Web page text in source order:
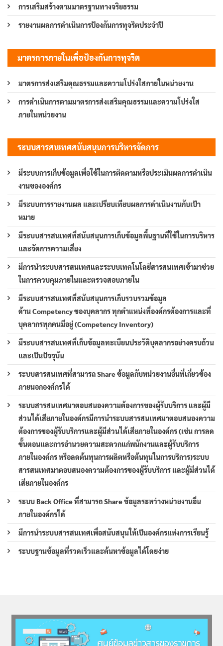
การเสริมสร้างตามมาตรฐานทางจริยธรรม
รายงานผลการดำเนินการป้องกันการทุจริตประจำปี
มาตรการภายในเพื่อป้องกันการทุจริต
มาตรการส่งเสริมคุณธรรมและความโปร่งใสภายในหน่วยงาน
การดำเนินการตามมาตรการส่งเสริมคุณธรรมและความโปร่งใส
ภายในหน่วยงาน
ระบบสารสนเทศสนับสนุนการบริหารจัดการ
มีระบบการเก็บข้อมูลเพื่อใช้ในการติดตามหรือประเมินผลการดำเนิน
งานขององค์กร
มีระบบการรายงานผล และเปรียบเทียบผลการดำเนินงานกับเป้า
หมาย
มีระบบสารสนเทศที่สนับสนุนการเก็บข้อมูลพื้นฐานที่ใช้ในการบริหาร
และจัดการความเสี่ยง
มีการนำระบบสารสนเทศและระบบเทคโนโลยีสารสนเทศเข้ามาช่วย
ในการควบคุมภายในและตรวจสอบภายใน
มีระบบสารสนเทศที่สนับสนุนการเก็บรวบรวมข้อมูล
ด้าน Competency ของบุคลากร ทุกตำแหน่งที่องค์กรต้องการและที่
บุคลากรทุกคนมีอยู่ (Competency Inventory)
มีระบบสารสนเทศที่เก็บข้อมูลทะเบียนประวัติบุคลากรอย่างครบถ้วน
และเป็นปัจจุบัน
ระบบสารสนเทศที่สามารถ Share ข้อมูลกับหน่วยงานอื่นที่เกี่ยวข้อง
ภายนอกองค์กรได้
ระบบสารสนเทศมาตอบสนองความต้องการของผู้รับบริการ และผู้มี
ส่วนได้เสียภายในองค์กรมีการนำระบบสารสนเทศมาตอบสนองความ
ต้องการของผู้รับบริการและผู้มีส่วนได้เสียภายในองค์กร (เช่น การลด
ขั้นตอนและการอำนวยความสะดวกแก่พนักงานและผู้รับบริการ
ภายในองค์กร หรือลดต้นทุนการผลิตหรือต้นทุนในการบริการ)ระบบ
สารสนเทศมาตอบสนองความต้องการของผู้รับบริการ และผู้มีส่วนได้
เสียภายในองค์กร
ระบบ Back Office ที่สามารถ Share ข้อมูลระหว่างหน่วยงานอื่น
ภายในองค์กรได้
มีการนำระบบสารสนเทศเพื่อสนับสนุนให้เป็นองค์กรแห่งการเรียนรู้
ระบบฐานข้อมูลที่รวดเร็วและค้นหาข้อมูลได้โดยง่าย